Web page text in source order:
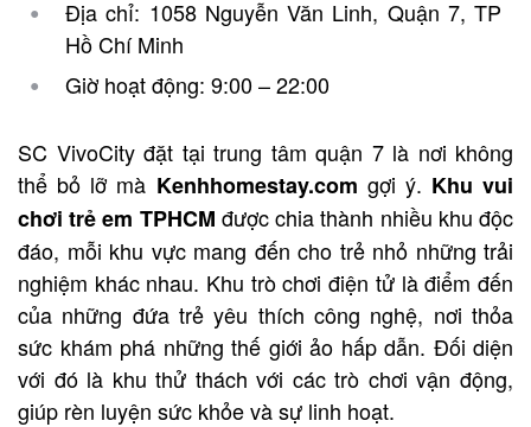
Địa chỉ: 1058 Nguyễn Văn Linh, Quận 7, TP
Hồ Chí Minh
Giờ hoạt động: 9:00 – 22:00
SC VivoCity đặt tại trung tâm quận 7 là nơi không
thể bỏ lỡ mà Kenhhomestay.com gợi ý. Khu vui
chơi trẻ em TPHCM được chia thành nhiều khu độc
đáo, mỗi khu vực mang đến cho trẻ nhỏ những trải
nghiệm khác nhau. Khu trò chơi điện tử là điểm đến
của những đứa trẻ yêu thích công nghệ, nơi thỏa
sức khám phá những thế giới ảo hấp dẫn. Đối diện
với đó là khu thử thách với các trò chơi vận động,
giúp rèn luyện sức khỏe và sự linh hoạt.